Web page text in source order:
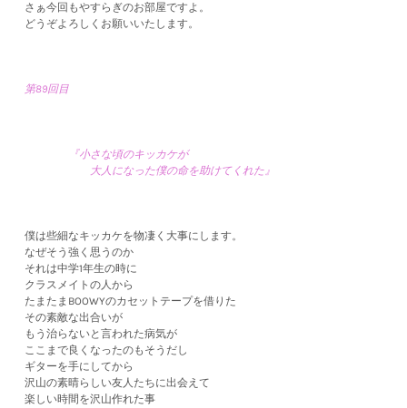
さぁ今回もやすらぎのお部屋ですよ。
どうぞよろしくお願いいたします。
第89回目
『小さな頃のキッカケが
大人になった僕の命を助けてくれた』
僕は些細なキッカケを物凄く大事にします。
なぜそう強く思うのか
それは中学1年生の時に
クラスメイトの人から
たまたまBOOWYのカセットテープを借りた
その素敵な出合いが
もう治らないと言われた病気が
ここまで良くなったのもそうだし
ギターを手にしてから
沢山の素晴らしい友人たちに出会えて
楽しい時間を沢山作れた事